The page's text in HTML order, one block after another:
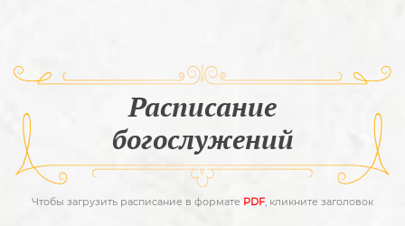
Расписание
богослужений
Чтобы загрузить расписание в формате PDF, кликните заголовок